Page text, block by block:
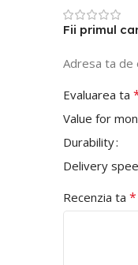
Fii primul
Adresa ta de
Evaluarea ta
Value for
Durability
Delivery
Recenzia ta *